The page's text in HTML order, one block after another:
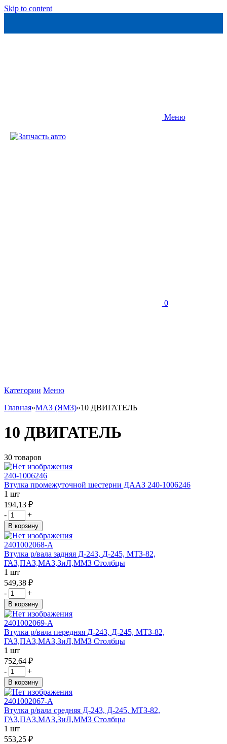
Skip to content
Меню
0
Категории Меню
Главная»МАЗ (ЯМЗ)»10 ДВИГАТЕЛЬ
10 ДВИГАТЕЛЬ
30 товаров
240-1006246
Втулка промежуточной шестерни ДААЗ 240-1006246
1 шт
194,13 ₽
-
+
В корзину
2401002068-А
Втулка р/вала задняя Д-243, Д-245, МТЗ-82,
ГАЗ,ПАЗ,МАЗ,ЗиЛ,ММЗ Столбцы
1 шт
549,38 ₽
-
+
В корзину
2401002069-А
Втулка р/вала передняя Д-243, Д-245, МТЗ-82,
ГАЗ,ПАЗ,МАЗ,ЗиЛ,ММЗ Столбцы
1 шт
752,64 ₽
-
+
В корзину
2401002067-А
Втулка р/вала средняя Д-243, Д-245, МТЗ-82,
ГАЗ,ПАЗ,МАЗ,ЗиЛ,ММЗ Столбцы
1 шт
553,25 ₽